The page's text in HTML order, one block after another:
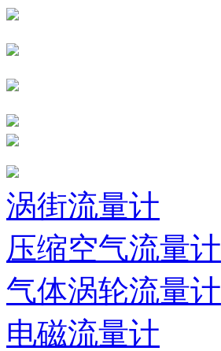
涡街流量计
压缩空气流量计
气体涡轮流量计
电磁流量计